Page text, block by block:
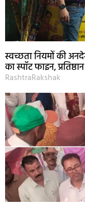
स्वच्छता नियमों की
का स्पॉट फाइन,
RashtraRakshak